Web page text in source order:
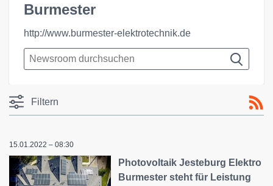
Burmester
http://www.burmester-elektrotechnik.de
Filtern
15.01.2022 – 08:30
Photovoltaik Jesteburg Elektro
Burmester steht für Leistung